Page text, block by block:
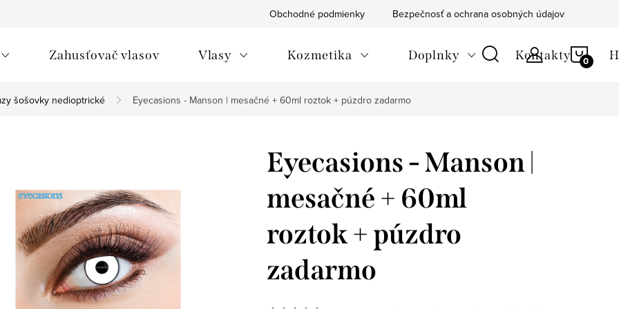
Obchodné podmienky Bezpečnosť a ochrana osobných údajov
Zahusťovač vlasov Vlasy Kozmetika Doplnky Kontakty
šošovky nedioptrické Eyecasions - Manson | mesačné + 60ml roztok + púzdro zadarmo
Eyecasions - Manson |
mesačné + 60ml
roztok + púzdro
zadarmo